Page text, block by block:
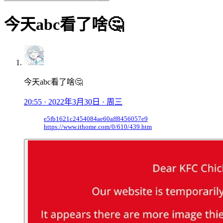
今天abc看了啥🤔
今天abc看了啥🤔
20:55 · 2022年3月30日 · 周三
e5fb1621c2454084ae60aff8456057e9
https://www.ithome.com/0/610/439.htm